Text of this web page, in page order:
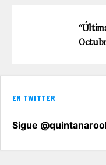
EN TWITTER
Sigue